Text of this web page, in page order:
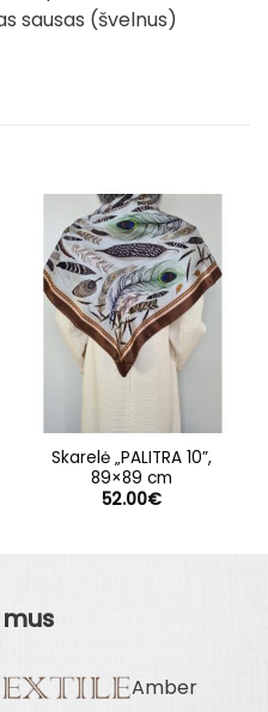
sausas (švelnus)
Skarelė „PALITRA 10”,
89×89 cm
52.00€
Amber